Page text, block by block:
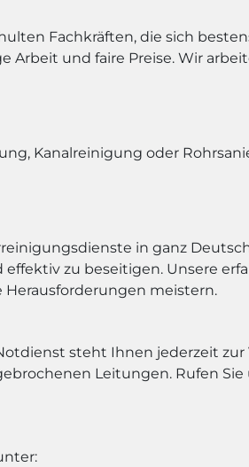
Fachkräften, die sich
Arbeit und faire Preise. Wir
Kanalreinigung oder
in ganz
zu beseitigen. Unsere
meistern.
steht Ihnen jederzeit
Leitungen. Rufen